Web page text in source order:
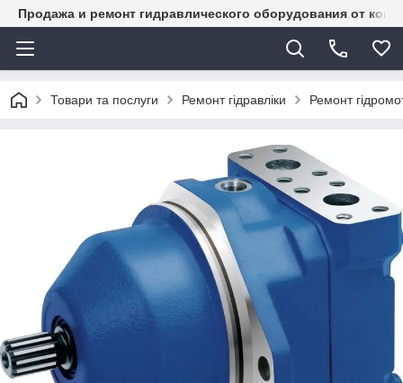
Продажа и ремонт гидравлического оборудования от
Товари та послуги Ремонт гідравліки Ремонт